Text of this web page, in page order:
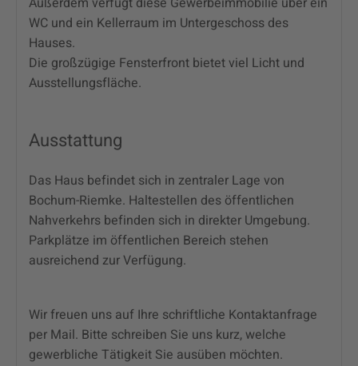
WC und ein Kellerraum im Untergeschoss des
Hauses.
Die großzügige Fensterfront bietet viel Licht und
Ausstellungsfläche.
Ausstattung
Das Haus befindet sich in zentraler Lage von
Bochum-Riemke. Haltestellen des öffentlichen
Nahverkehrs befinden sich in direkter Umgebung.
Parkplätze im öffentlichen Bereich stehen
ausreichend zur Verfügung.
Wir freuen uns auf Ihre schriftliche Kontaktanfrage
per Mail. Bitte schreiben Sie uns kurz, welche
gewerbliche Tätigkeit Sie ausüben möchten.